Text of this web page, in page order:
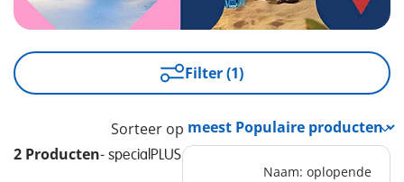
Filter (1)
2 Producten- specialPLUS
Sorteer op
Naam: oplopende